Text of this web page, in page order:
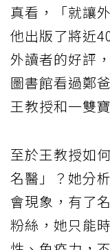
真看，「就讓
他出版了將近
外讀者的好評
圖書館看過鄭
王教授和一雙
至於王教授如
名醫」？她分
會現象，有了
粉絲，她只能